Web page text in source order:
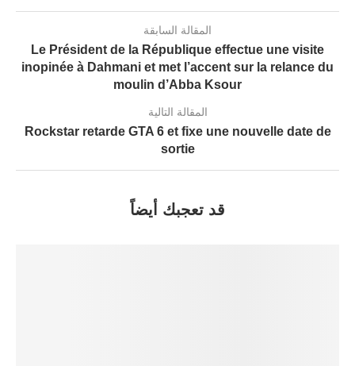
المقالة السابقة
Le Président de la République effectue une visite
inopinée à Dahmani et met l’accent sur la relance du
moulin d’Abba Ksour
المقالة التالية
Rockstar retarde GTA 6 et fixe une nouvelle date de
sortie
قد تعجبك أيضاً